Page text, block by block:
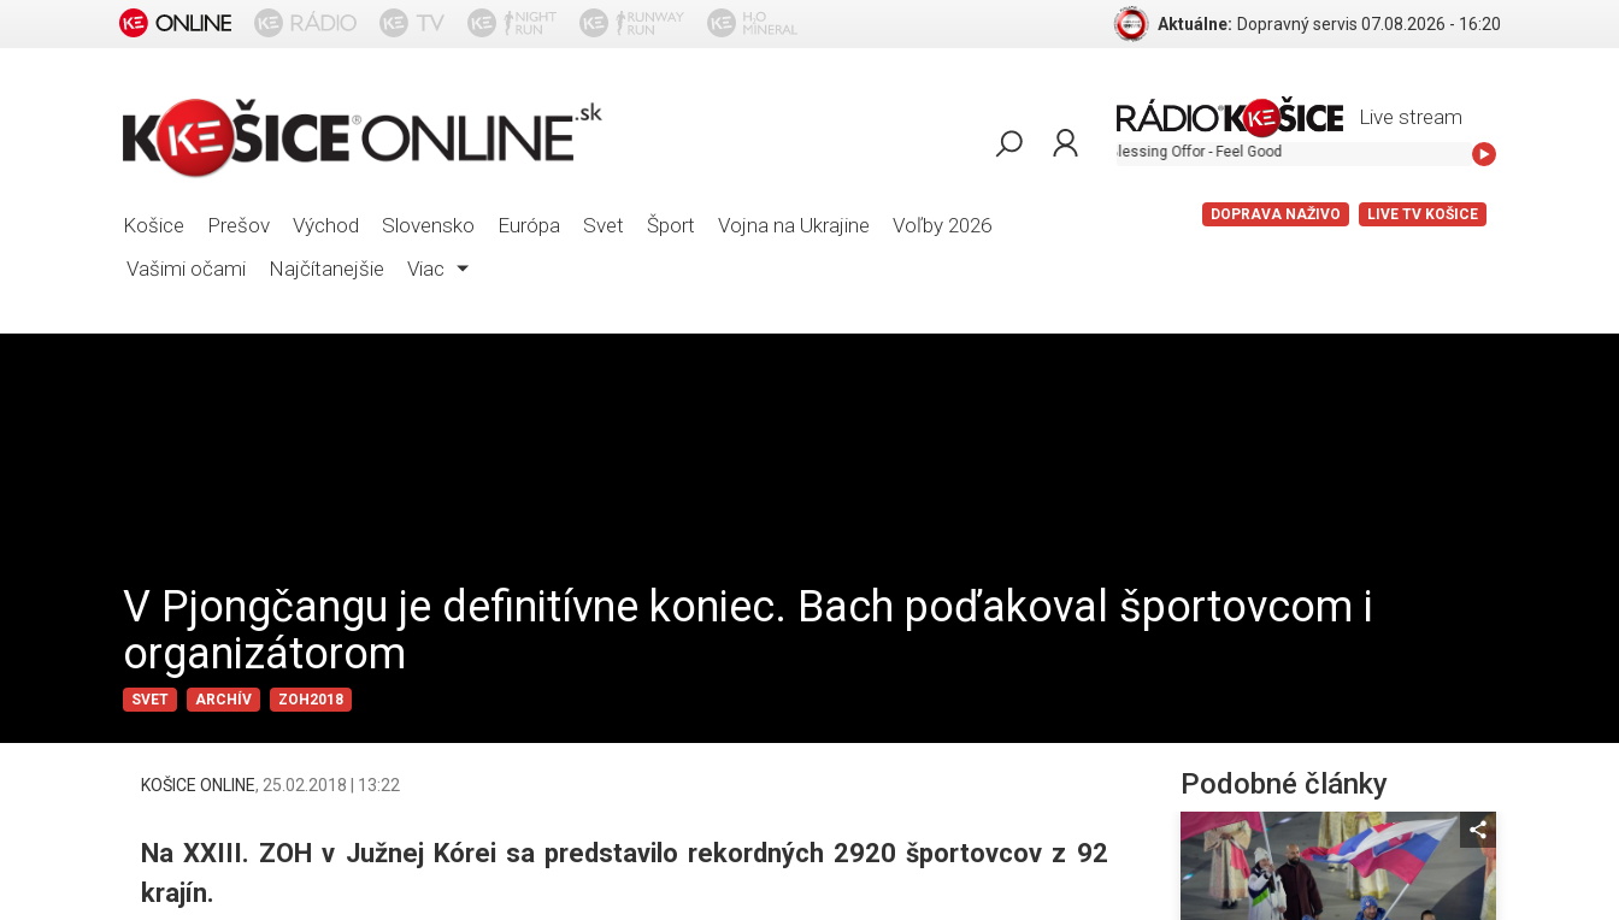
Aktuálne: Dopravný servis 07.08.2026 - 16:20
Košice Prešov Východ Slovensko Európa Svet Šport Vojna na Ukrajine
Voľby 2026
Vašimi očami
Najčítanejšie Viac
Live stream
Blessing Offor - Feel Good
DOPRAVA NAŽIVO LIVE TV KOŠICE
V Pjongčangu je definitívne koniec. Bach poďakoval športovcom i
organizátorom
SVET ARCHÍV ZOH2018
KOŠICE ONLINE, 25.02.2018 | 13:22
Na XXIII. ZOH v Južnej Kórei sa predstavilo rekordných 2920 športovcov z 92
krajín.
Podobné články